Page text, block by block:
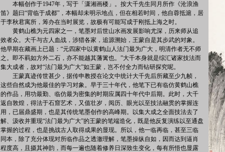
本幅创作于1947年，写于「潇湘画楼」。按大千先生同月所作《沧浪渔
笛》题曰“背临于成都”，本幅却未明示地点，但在相若时间，他自蓉抵滬，居
于李秋君寓所，筹办在当时展览，故极有可能写成于刚抵上海之时。
黄鹤山樵为元四家之一，笔墨对后世山水画发展影响尤深，历来师从追
效者众。大千与古人血战，涉猎各家，追源溯始，王蒙自是其步武的对象。
他早期在藏画上已题：“元四家中以黄鹤山人法门最为广大，明清作者无不师
之。即不羁如方外二石，亦不能越其藩篱也。”大千本身就是综汇诸家技法而
集大成者，故对“法门最为广大”如王蒙，岂不付全力而钻研探究呢。
王蒙真迹传世甚少，据传申教授在论文中统计大千先后所藏至少九帧，
这些自然成为他最佳的学习对象。早于三十年代，他笔下已有临仿黄鹤山樵
的作品，用功最勤、临仿最为密集的时期应属四十年代中后期。此时，大千
返自敦煌，得法于石窟艺术，又值壮岁，阅历、眼光以至技法融贯的掌握连
用，已届鼎盛期，也是其传统笔墨创作的高峰期。以集大成之全面技法去了
解、汲收并重现“法门最为广大”的王蒙的笔端造化，既是他反复演练以至通盘
掌握的过程，也是挑战古人取得成果的显现。所以，他一临再临，甚至三临
同本，除了充分体现对所临作品之透澈理解，笔墨操纵自如，因而达到逼肖
程度高，且摄其神韵，而每一遍也随着修养日深致生变化，每有所悟也显露